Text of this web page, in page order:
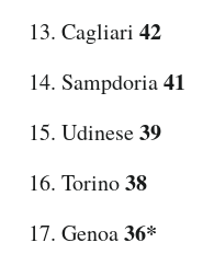
Cagliari 42
Sampdoria41
Udinese39
Torino38
Genoa36*